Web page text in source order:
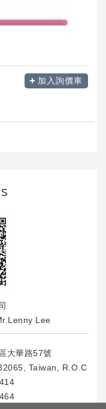
加入詢價車
Lee
大華路57號
Taiwan, R.O.C